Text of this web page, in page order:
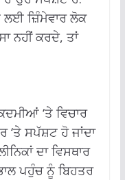
ਲਈ ਜ਼ਿੰਮੇਵਾਰ ਲੋਕ
ਨਹੀਂ ਕਰਦੇ, ਤਾਂ
‘ਤੇ ਵਿਚਾਰ
‘ਤੇ ਸਪੱਸ਼ਟ ਹੋ ਜਾਂਦਾ
ਦਾ ਵਿਸਥਾਰ
ਪਹੁੰਚ ਨੂੰ ਬਿਹਤਰ